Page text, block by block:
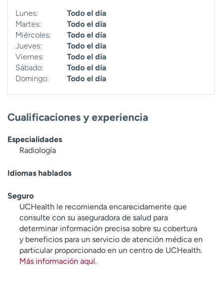
Lunes:
Todo el día
Martes:
Todo el día
Miércoles:
Todo el día
Jueves:
Todo el día
Viernes:
Todo el día
Sábado:
Todo el día
Domingo:
Todo el día
Cualificaciones y experiencia
Especialidades
Radiología
Idiomas hablados
Seguro
UCHealth le recomienda encarecidamente que
consulte con su aseguradora de salud para
determinar información precisa sobre su cobertura
y beneficios para un servicio de atención médica en
particular proporcionado en un centro de UCHealth.
Más información aquí.